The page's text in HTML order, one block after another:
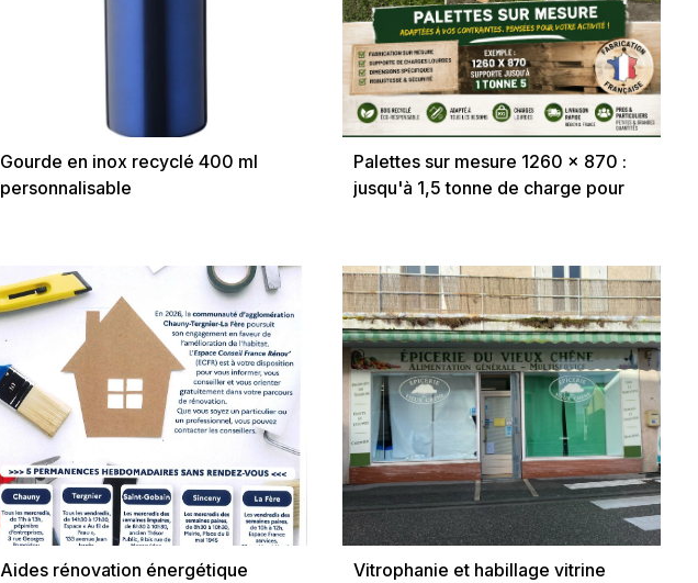
Gourde en inox recyclé 400 ml
personnalisable
Palettes sur mesure 1260 x 870 :
jusqu'à 1,5 tonne de charge pour
Aides rénovation énergétique
Vitrophanie et habillage vitrine